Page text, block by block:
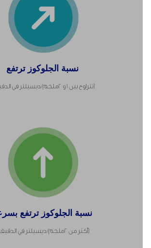
نسبة الجلوكوز ترتفع
(تتراوح بين 1 و 2ملجم/ ديسيلتر في الدقيقة)
نسبة الجلوكوز ترتفع بسرعة
(أكثر من 2ملجم/ ديسيلتر في الدقيقة)